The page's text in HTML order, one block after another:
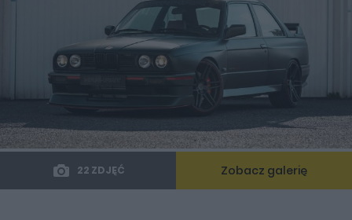
22 ZDJĘĆ Zobacz galerię